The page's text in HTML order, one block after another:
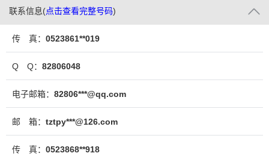
联系信息(点击查看完整号码)
传 真： 0523861**019
Q Q： 82806048
电子邮箱： 82806***@qq.com
邮 箱： tztpy***@126.com
传 真： 0523868**918